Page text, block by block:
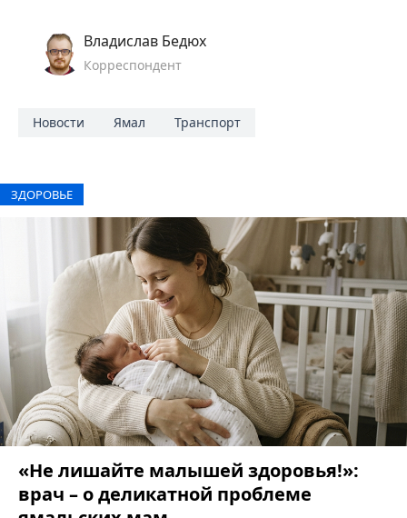
Владислав Бедюх
Корреспондент
Новости Ямал Транспорт
ЗДОРОВЬЕ
«Не лишайте малышей здоровья!»:
врач – о деликатной проблеме